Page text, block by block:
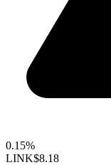
0.15%
LINK$8.18